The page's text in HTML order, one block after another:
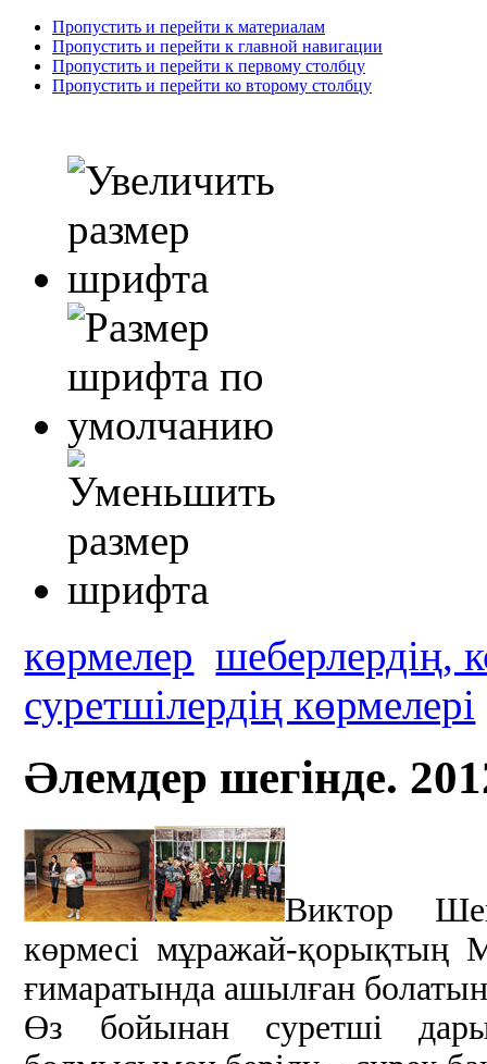
Пропустить и перейти к материалам
Пропустить и перейти к главной навигации
Пропустить и перейти к первому столбцу
Пропустить и перейти ко второму столбцу
көрмелер шеберлердің,
суретшілердің көрмелері
Әлемдер шегінде.
Виктор
көрмесі мұражай-қорықтың
ғимаратында ашылған
Өз бойынан суретші